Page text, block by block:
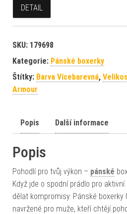
DETAIL
SKU: 179698
Kategorie: Pánské boxerky
Štítky: Barva Vícebarevná,
Armour
Popis Další informace
Popis
Pohodlí pro tvůj výkon – pánské
Když jde o spodní prádlo pro
dělat kompromisy. Pánské boxerky
navržené pro muže, kteří chtějí